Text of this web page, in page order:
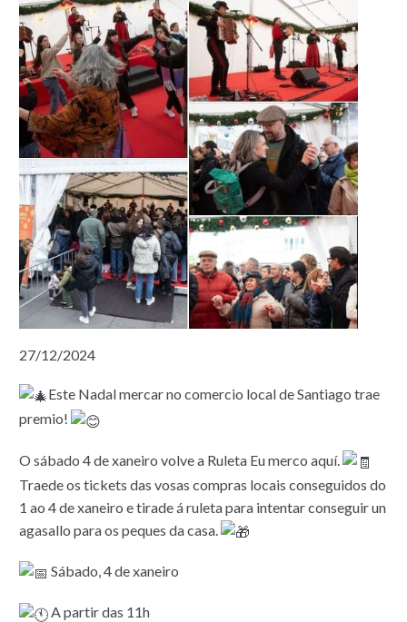
27/12/2024
Este Nadal mercar no comercio local de Santiago trae
premio!
O sábado 4 de xaneiro volve a Ruleta Eu merco aquí.
Traede os tickets das vosas compras locais conseguidos do
1 ao 4 de xaneiro e tirade á ruleta para intentar conseguir un
agasallo para os peques da casa.
Sábado, 4 de xaneiro
A partir das 11h